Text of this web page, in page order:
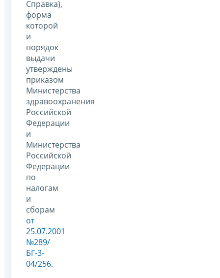
Справка),
форма
которой
и
порядок
выдачи
утверждены
приказом
Министерства
здравоохранения
Российской
Федерации
и
Министерства
Российской
Федерации
по
налогам
и
сборам
от
25.07.2001
№289/
БГ-3-
04/256.